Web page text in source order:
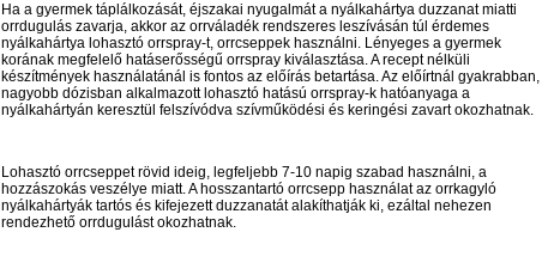
Ha a gyermek táplálkozását, éjszakai nyugalmát a nyálkahártya duzzanat miatti
orrdugulás zavarja, akkor az orrváladék rendszeres leszívásán túl érdemes
nyálkahártya lohasztó orrspray-t, orrcseppek használni. Lényeges a gyermek
korának megfelelő hatáserősségű orrspray kiválasztása. A recept nélküli
készítmények használatánál is fontos az előírás betartása. Az előírtnál gyakrabban,
nagyobb dózisban alkalmazott lohasztó hatású orrspray-k hatóanyaga a
nyálkahártyán keresztül felszívódva szívműködési és keringési zavart okozhatnak.
Lohasztó orrcseppet rövid ideig, legfeljebb 7-10 napig szabad használni, a
hozzászokás veszélye miatt. A hosszantartó orrcsepp használat az orrkagyló
nyálkahártyák tartós és kifejezett duzzanatát alakíthatják ki, ezáltal nehezen
rendezhető orrdugulást okozhatnak.